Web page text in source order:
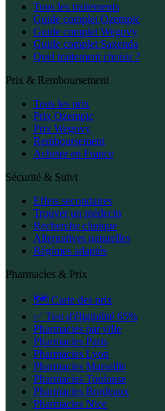
Tous les traitements
Guide complet Ozempic
Guide complet Wegovy
Guide complet Saxenda
Quel traitement choisir ?
Prix & Remboursement
Tous les prix
Prix Ozempic
Prix Wegovy
Remboursement
Acheter en France
Sécurité & Suivi
Effets secondaires
Trouver un médecin
Recherche clinique
Alternatives naturelles
Régimes adaptés
Pharmacies & Prix
🗺️ Carte des prix
✅ Test d'éligibilité 65%
Pharmacies par ville
Pharmacies Paris
Pharmacies Lyon
Pharmacies Marseille
Pharmacies Toulouse
Pharmacies Bordeaux
Pharmacies Nice